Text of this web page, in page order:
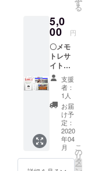
コース
ター）
の提
供。 〇
弊社サ
イトの
特選300
デジタ
ルブッ
クを提
供。
（発行
日未定
の為、
このリ
ターン
す
る
5,0
00 円
〇メモ
トレサ
イトの
情報・
広告・
求人に
関する
掲載権
を2年間
提供致
しま
す。 〇
オリジ
ナル
支援
者：
1人
お届
け予
定：
2020
年04
月
こ
の
リ
タ
ー